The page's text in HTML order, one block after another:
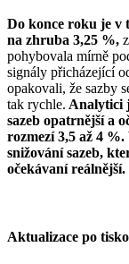
Do konce roku je v
na zhruba 3,25 %,
pohybovala mírně
signály přicházející
opakovali, že sazby
tak rychle. Analytici
sazeb opatrnější a
rozmezí 3,5 až 4
snižování sazeb,
očekávaní reálnější.
Aktualizace po